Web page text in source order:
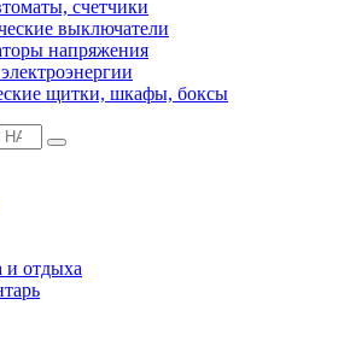
счетчики
выключатели
напряжения
щитки, шкафы, боксы
и отдыха